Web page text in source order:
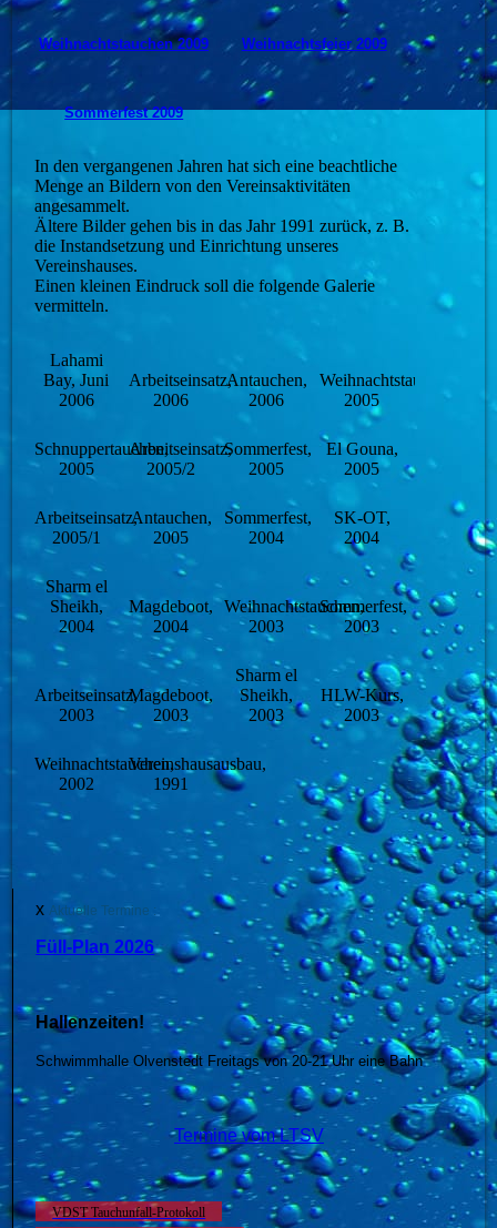
Weihnachtstauchen 2009 Weihnachtsfeier 2009
Sommerfest 2009
In den vergangenen Jahren hat sich eine beachtliche
Menge an Bildern von den Vereinsaktivitäten
angesammelt.
Ältere Bilder gehen bis in das Jahr 1991 zurück, z. B.
die Instandsetzung und Einrichtung unseres
Vereinshauses.
Einen kleinen Eindruck soll die folgende Galerie
vermitteln.
Lahami
Bay, Juni
2006
Arbeitseinsatz,
2006
Antauchen,
2006
Weihnachtstauchen,
2005
Schnuppertauchen,
2005
Arbeitseinsatz,
2005/2
Sommerfest,
2005
El Gouna,
2005
Arbeitseinsatz,
2005/1
Antauchen,
2005
Sommerfest,
2004
SK-OT,
2004
Sharm el
Sheikh,
2004
Magdeboot,
2004
Weihnachtstauchen,
2003
Sommerfest,
2003
Arbeitseinsatz,
2003
Magdeboot,
2003
Sharm el
Sheikh,
2003
HLW-Kurs,
2003
Weihnachtstauchen,
2002
Vereinshausausbau,
1991
x Aktuelle Termine :
Füll-Plan 2026
Hallenzeiten!
Schwimmhalle Olvenstedt Freitags von 20-21 Uhr eine Bahn
Termine vom LTSV
VDST Tauchunfall-Protokoll